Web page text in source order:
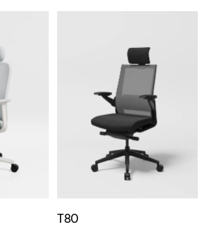
T80